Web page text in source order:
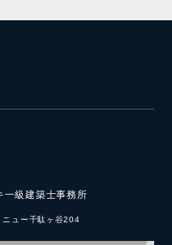
一級建築士事務所
ュー千駄ヶ谷204